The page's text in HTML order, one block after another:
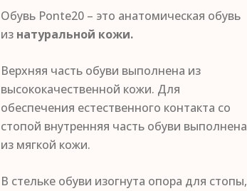
Обувь Ponte20 – это анатомическая обувь
из натуральной кожи.
Верхняя часть обуви выполнена из
высококачественной кожи. Для
обеспечения естественного контакта со
стопой внутренняя часть обуви выполнена
из мягкой кожи.
В стельке обуви изогнута опора для стопы,